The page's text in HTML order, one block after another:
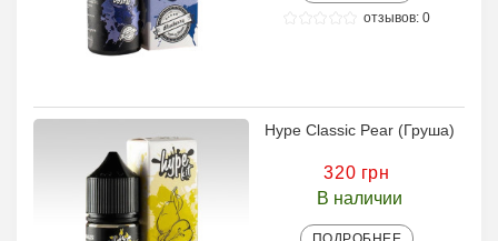
отзывов: 0
Hype Classic Pear (Груша)
320 грн
В наличии